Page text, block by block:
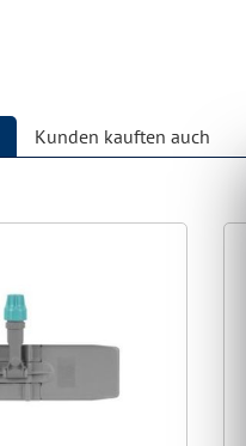
Kunden kauften auch